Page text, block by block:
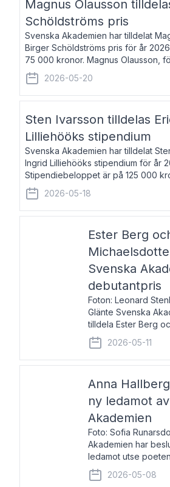
Magnus Olausson
Schöldströms pris
Svenska Akademien har tilldelat
Birger Schöldströms pris för år
75 000 kronor. Magnus Olausson,
bosatt i Stockholm, är konstvetare,
hovman. Han disputerade 1993 vid
2026-05-20
Sten Ivarsson tilldelas
Lilliehööks stipendium
Svenska Akademien har tilldelat
Ingrid Lilliehööks stipendium för år
Stipendiebeloppet är på 125 000
född 1979, är mediateksamordnare
Söderslättsgymnasiet i Trelleborg.
2026-05-18
Ester Berg
Svenska
debutantpris
Foton: Leonard
Glänte Svenska
tilldela Ester Berg
Michaelsdotter
debutantpris för år
nyinstiftat och
2026-05-11
Anna
ny ledamot
Akademien
Foto: Sofia
Akademien har
ledamot utse
litteraturkritikern
efterträder poeten
2026-05-08